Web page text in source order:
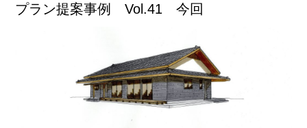
プラン提案事例 Vol.41 今回